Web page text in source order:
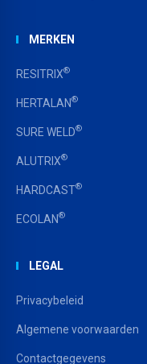
MERKEN
RESITRIX®
HERTALAN®
SURE WELD®
ALUTRIX®
HARDCAST®
ECOLAN®
LEGAL
Privacybeleid
Algemene voorwaarden
Contactgegevens